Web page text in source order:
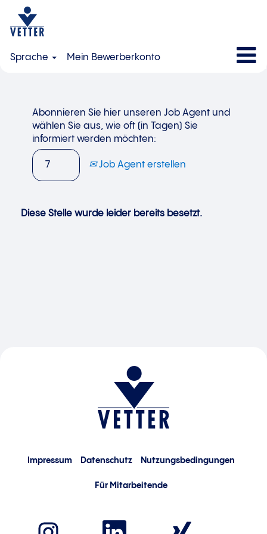
Sprache Mein Bewerberkonto
Abonnieren Sie hier unseren Job Agent und
wählen Sie aus, wie oft (in Tagen) Sie
informiert werden möchten:
Job Agent erstellen
Diese Stelle wurde leider bereits besetzt.
Impressum Datenschutz Nutzungsbedingungen
Für Mitarbeitende
W
W